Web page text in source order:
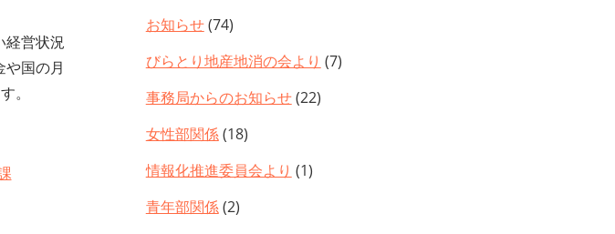
経営状況
国の月
。
お知らせ(74)
びらとり地産地消の会より (7)
事務局からのお知らせ(22)
女性部関係(18)
情報化推進委員会より (1)
青年部関係(2)